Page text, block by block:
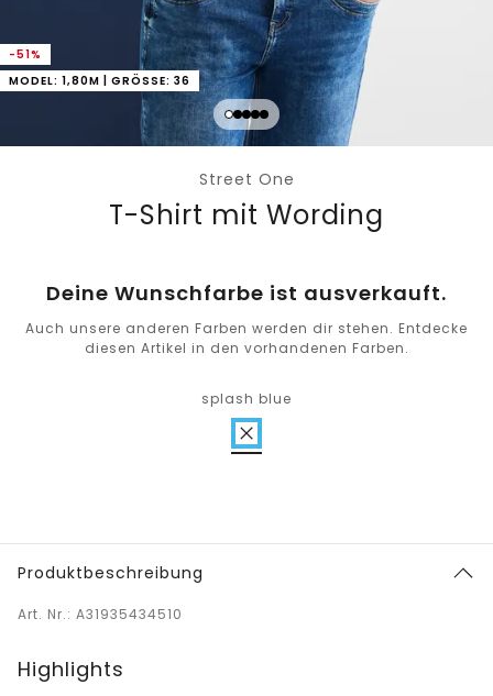
-51%
MODEL: 1,80M | GRÖSSE: 36
Street One
T-Shirt mit Wording
Deine Wunschfarbe ist ausverkauft.
Auch unsere anderen Farben werden dir stehen. Entdecke
diesen Artikel in den vorhandenen Farben.
splash blue
Produktbeschreibung
Art. Nr.: A31935434510
Highlights